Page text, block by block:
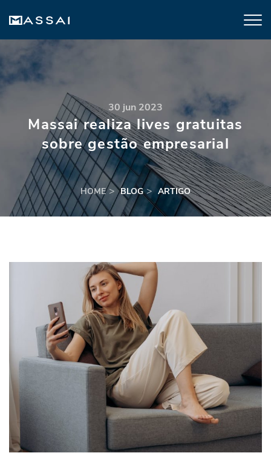
30 jun 2023
Massai realiza lives gratuitas
sobre gestão empresarial
HOME BLOG ARTIGO